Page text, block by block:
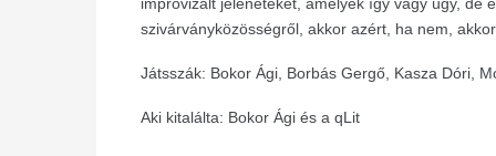
improvizált jeleneteket, amelyek így vagy úgy, de
szivárványközösségről, akkor azért, ha nem,
Játsszák: Bokor Ági, Borbás Gergő, Kasza Dóri,
Aki kitalálta: Bokor Ági és a qLit